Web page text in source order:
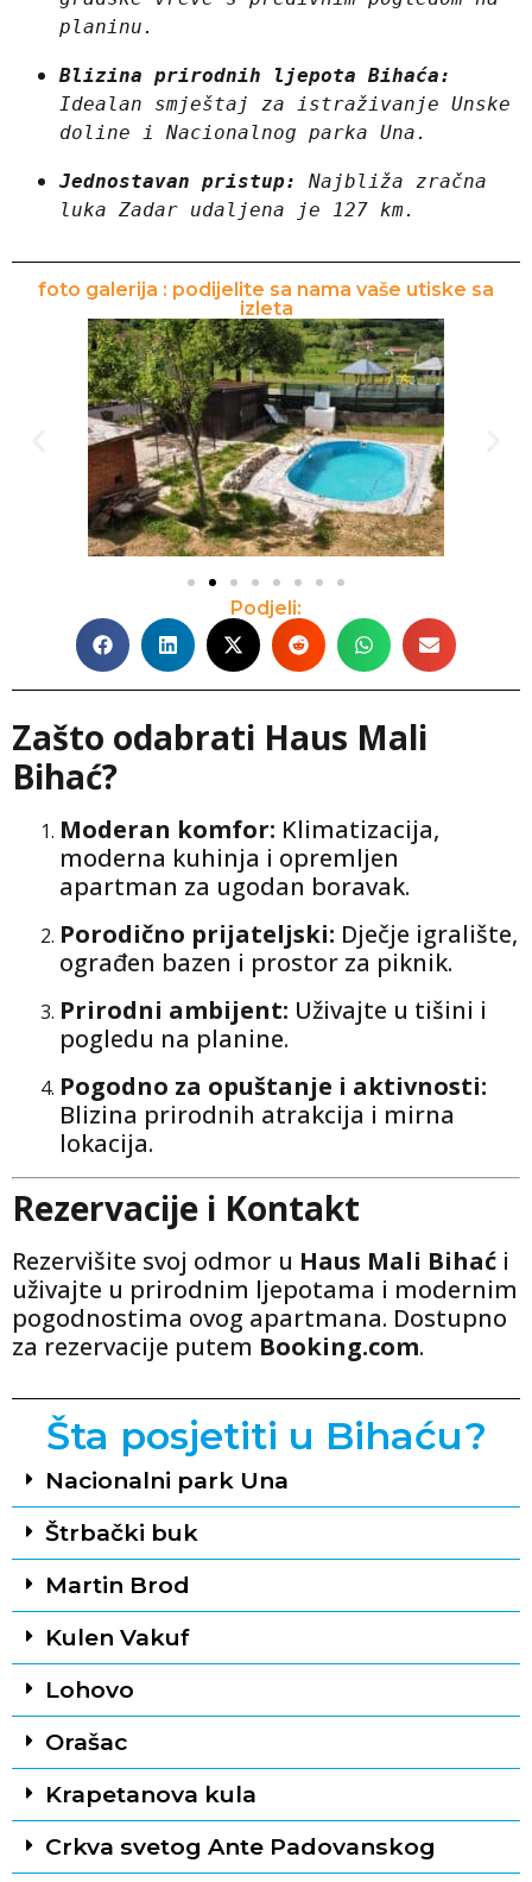
planinu.
Blizina prirodnih ljepota Bihaća:
Idealan smještaj za istraživanje Unske
doline i Nacionalnog parka Una.
Jednostavan pristup:
Najbliža zračna
luka Zadar udaljena je 127 km.
foto galerija : podijelite sa nama vaše utiske sa
izleta
Podjeli:
Zašto odabrati Haus Mali
Bihać?
Moderan komfor: Klimatizacija,
moderna kuhinja i opremljen
apartman za ugodan boravak.
Porodično prijateljski: Dječje igralište,
ograđen bazen i prostor za piknik.
Prirodni ambijent: Uživajte u tišini i
pogledu na planine.
Pogodno za opuštanje i aktivnosti:
Blizina prirodnih atrakcija i mirna
lokacija.
Rezervacije i Kontakt
Rezervišite svoj odmor u Haus Mali Bihać i
uživajte u prirodnim ljepotama i modernim
pogodnostima ovog apartmana. Dostupno
za rezervacije putem Booking.com.
Šta posjetiti u Bihaću?
Nacionalni park Una
Štrbački buk
Martin Brod
Kulen Vakuf
Lohovo
Orašac
Krapetanova kula
Crkva svetog Ante Padovanskog